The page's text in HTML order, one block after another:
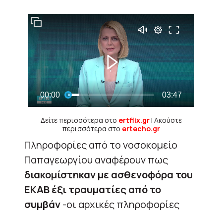
Δείτε περισσότερα στο ertflix.gr| Ακούστε
περισσότερα στο ertecho.gr
Πληροφορίες από το νοσοκομείο
Παπαγεωργίου αναφέρουν πως
διακομίστηκαν με ασθενοφόρα του
ΕΚΑΒ έξι τραυματίες από το
συμβάν-οι αρχικές πληροφορίες